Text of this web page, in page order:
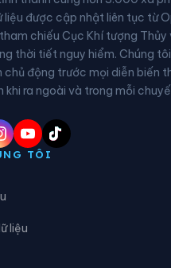
Khê Xã Châu
Tiến Xã Chiêu
Cuông Xã Đại
Huệ
Lương
liệu được cập nhật liên tục từ
chiếu Cục Khí tượng Thủy
thời tiết nguy hiểm. Chúng
chủ động trước mọi diễn biến
khi ra ngoài và trong mỗi
TÔI
liệu